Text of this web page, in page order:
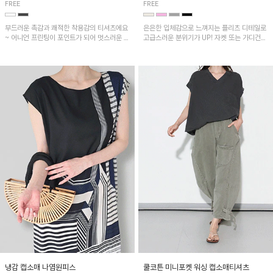
FREE
부드러운 촉감과 쾌적한 착용감의 티셔츠에요
~ 어니언 프린팅이 포인트가 되어 멋스러운 아
FREE
은은한 입체감으로 느껴지는 플리츠 디테일로
고급스러운 분위기가 UP! 자켓 또는 가디건과
냉감 캡소매 나염원피스 쿨코튼 미니포켓 워싱 캡소매티셔츠